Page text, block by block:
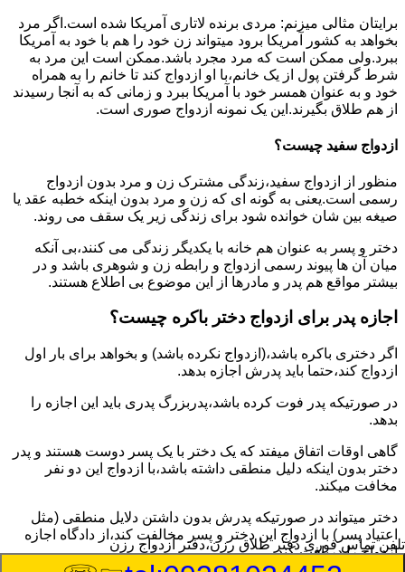
برایتان مثالی میزنم: مردی برنده لاتاری آمریکا شده است.اگر مرد
بخواهد به کشور آمریکا برود میتواند زن خود را هم با خود به آمریکا
ببرد.ولی ممکن است که مرد مجرد باشد.ممکن است این مرد به
شرط گرفتن پول از یک خانم،با او ازدواج کند تا خانم را به همراه
خود و به عنوان همسر خود با آمریکا ببرد و زمانی که به آنجا رسیدند
از هم طلاق بگیرند.این یک نمونه ازدواج صوری است.
ازدواج سفید چیست؟
منظور از ازدواج سفید،زندگی مشترک زن و مرد بدون ازدواج
رسمی است.یعنی به گونه ای که زن و مرد بدون اینکه خطبه عقد یا
صیغه بین شان خوانده شود برای زندگی زیر یک سقف می روند.
دختر و پسر به عنوان هم خانه با یکدیگر زندگی می کنند،بی آنکه
میان آن ها پیوند رسمی ازدواج و رابطه زن و شوهری باشد و در
بیشتر مواقع هم پدر و مادرها از این موضوع بی اطلاع هستند.
اجازه پدر برای ازدواج دختر باکره چیست؟
اگر دختری باکره باشد،(ازدواج نکرده باشد) و بخواهد برای بار اول
ازدواج کند،حتما باید پدرش اجازه بدهد.
در صورتیکه پدر فوت کرده باشد،پدربزرگ پدری باید این اجازه را
بدهد.
گاهی اوقات اتفاق میفتد که یک دختر با یک پسر دوست هستند و پدر
دختر بدون اینکه دلیل منطقی داشته باشد،با ازدواج این دو نفر
مخافت میکند.
دختر میتواند در صورتیکه پدرش بدون داشتن دلایل منطقی (مثل
اعتیاد پسر) با ازدواج این دختر و پسر مخالفت کند،از دادگاه اجازه
ازدواج را دریافت کند.
تلفن تماس فوریدفتر طلاق رزن،دفتر ازدواج رزن